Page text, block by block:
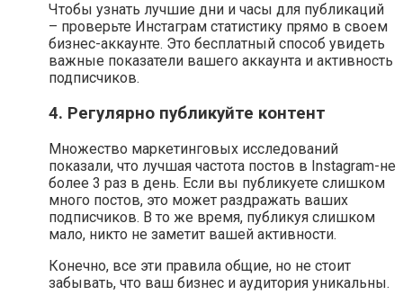
Чтобы узнать лучшие дни и часы для публикаций
– проверьте Инстаграм статистику прямо в своем
бизнес-аккаунте. Это бесплатный способ увидеть
важные показатели вашего аккаунта и активность
подписчиков.
4. Регулярно публикуйте контент
Множество маркетинговых исследований
показали, что лучшая частота постов в Instagram-не
более 3 раз в день. Если вы публикуете слишком
много постов, это может раздражать ваших
подписчиков. В то же время, публикуя слишком
мало, никто не заметит вашей активности.
Конечно, все эти правила общие, но не стоит
забывать, что ваш бизнес и аудитория уникальны.